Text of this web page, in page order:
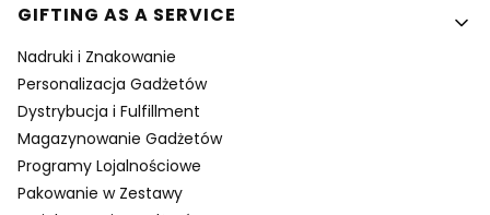
GIFTING AS A SERVICE
Nadruki i Znakowanie
Personalizacja Gadżetów
Dystrybucja i Fulfillment
Magazynowanie Gadżetów
Programy Lojalnościowe
Pakowanie w Zestawy